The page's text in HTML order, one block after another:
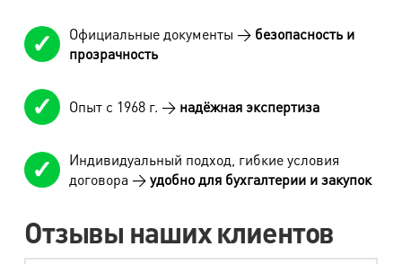
Официальные документы → безопасность и
прозрачность
Опыт с 1968 г. → надёжная экспертиза
Индивидуальный подход, гибкие условия
договора →удобно для бухгалтерии и закупок
Отзывы наших клиентов